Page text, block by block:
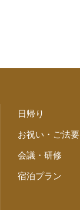
日帰り
お祝い・ご法要
会議・研修
宿泊プラン